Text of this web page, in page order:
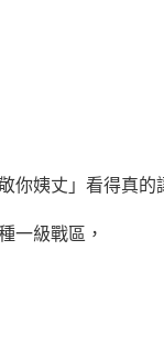
你姨丈」看得真的
一級戰區，